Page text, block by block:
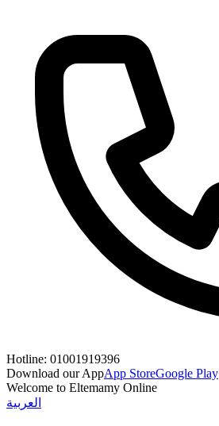
Hotline: 01001919396
Download our AppApp StoreGoogle Play
Welcome to Eltemamy Online
العربية